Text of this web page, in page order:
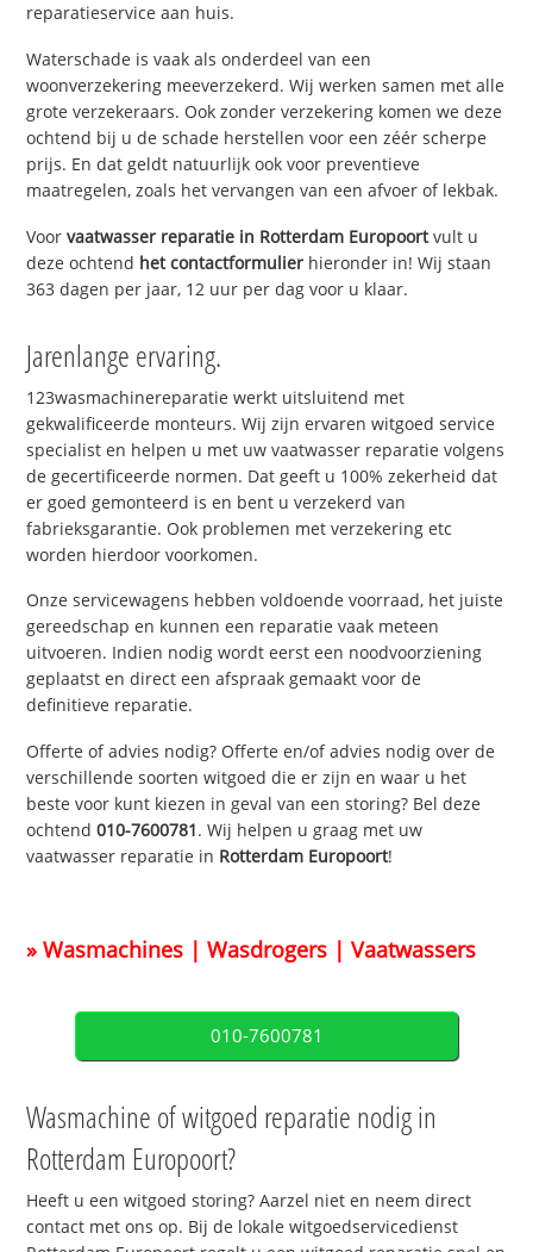
reparatieservice aan huis.
Waterschade is vaak als onderdeel van een
woonverzekering meeverzekerd. Wij werken samen met alle
grote verzekeraars. Ook zonder verzekering komen we deze
ochtend bij u de schade herstellen voor een zéér scherpe
prijs. En dat geldt natuurlijk ook voor preventieve
maatregelen, zoals het vervangen van een afvoer of lekbak.
Voorvaatwasser reparatie in Rotterdam Europoortvult u
deze ochtend het contactformulier hieronder in! Wij staan
363 dagen per jaar, 12 uur per dag voor u klaar.
Jarenlange ervaring.
123wasmachinereparatie werkt uitsluitend met
gekwalificeerde monteurs. Wij zijn ervaren witgoed service
specialist en helpen u met uw vaatwasser reparatie volgens
de gecertificeerde normen. Dat geeft u 100% zekerheid dat
er goed gemonteerd is en bent u verzekerd van
fabrieksgarantie. Ook problemen met verzekering etc
worden hierdoor voorkomen.
Onze servicewagens hebben voldoende voorraad, het juiste
gereedschap en kunnen een reparatie vaak meteen
uitvoeren. Indien nodig wordt eerst een noodvoorziening
geplaatst en direct een afspraak gemaakt voor de
definitieve reparatie.
Offerte of advies nodig? Offerte en/of advies nodig over de
verschillende soorten witgoed die er zijn en waar u het
beste voor kunt kiezen in geval van een storing? Bel deze
ochtend010-7600781. Wij helpen u graag met uw
vaatwasser reparatie in Rotterdam Europoort!
» Wasmachines | Wasdrogers | Vaatwassers
010-7600781
Wasmachine of witgoed reparatie nodig in
Rotterdam Europoort?
Heeft u een witgoed storing? Aarzel niet en neem direct
contact met ons op. Bij de lokale witgoedservicedienst